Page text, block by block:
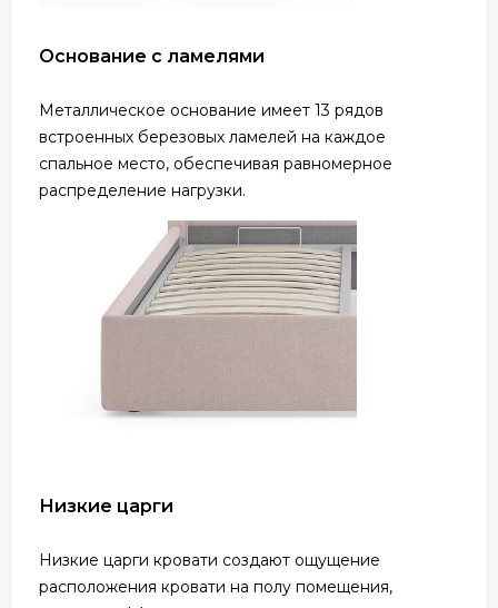
Основание с ламелями
Металлическое основание имеет 13 рядов
встроенных березовых ламелей на каждое
спальное место, обеспечивая равномерное
распределение нагрузки.
Низкие царги
Низкие царги кровати создают ощущение
расположения кровати на полу помещения,